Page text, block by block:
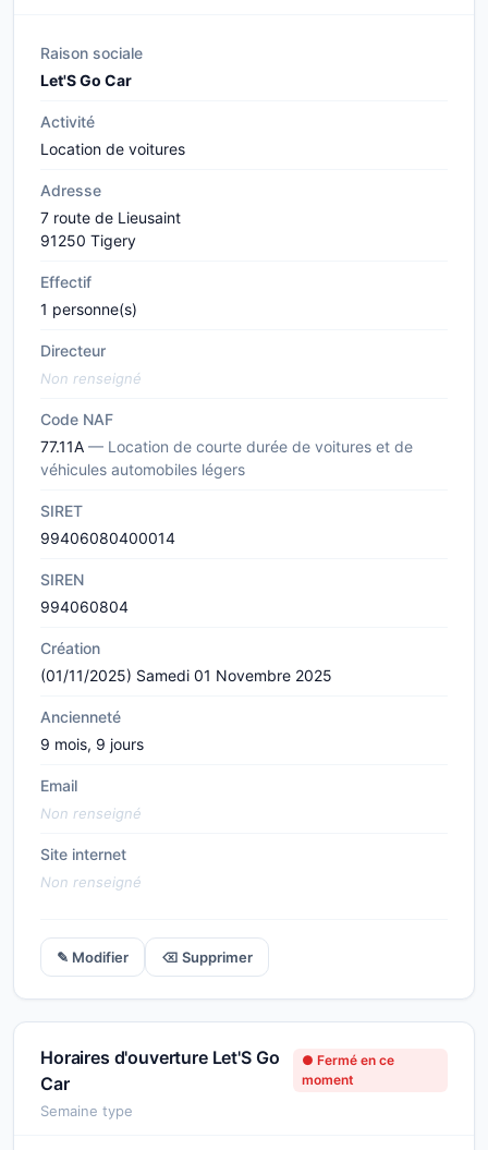
Raison sociale
Let'S Go Car
Activité
Location de voitures
Adresse
7 route de Lieusaint
91250 Tigery
Effectif
1 personne(s)
Directeur
Non renseigné
Code NAF
77.11A — Location de courte durée de voitures et de
véhicules automobiles légers
SIRET
99406080400014
SIREN
994060804
Création
(01/11/2025) Samedi 01 Novembre 2025
Ancienneté
9 mois, 9 jours
Email
Non renseigné
Site internet
Non renseigné
✎ Modifier ⌫ Supprimer
Horaires d'ouverture Let'S Go
Car
● Fermé en ce
moment
Semaine type